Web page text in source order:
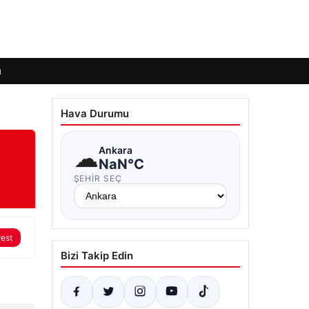
Hava Durumu
☁Ankara
NaN°C
ŞEHIR SEÇ
Bizi Takip Edin